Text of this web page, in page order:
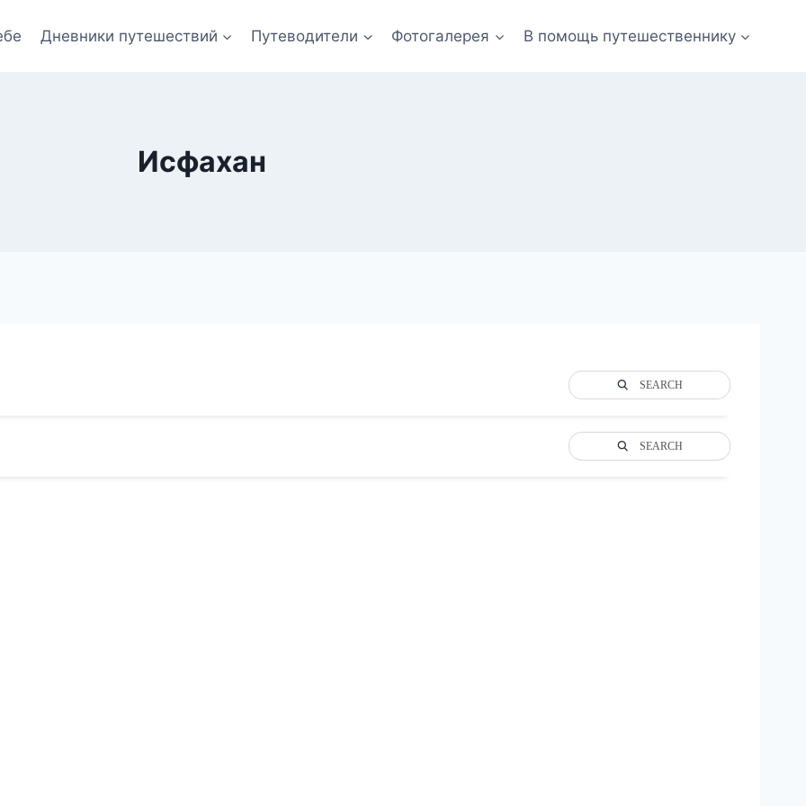
Дневники путешествий Путеводители Фотогалерея В помощь путешественнику
Исфахан
SEARCH
SEARCH